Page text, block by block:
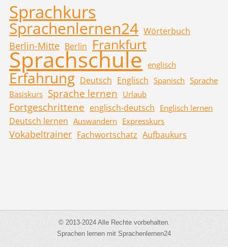
Sprachkurs
Sprachenlernen24 Wörterbuch
Berlin-Mitte Berlin Frankfurt
Sprachschule englisch
Erfahrung Deutsch Englisch Spanisch Sprache
Basiskurs Sprache lernen Urlaub
Fortgeschrittene englisch-deutsch Englisch lernen
Deutsch lernen Auswandern Expresskurs
Vokabeltrainer Fachwortschatz Aufbaukurs
© 2013-2024 Alle Rechte vorbehalten.
Sprachen lernen mit Sprachenlernen24